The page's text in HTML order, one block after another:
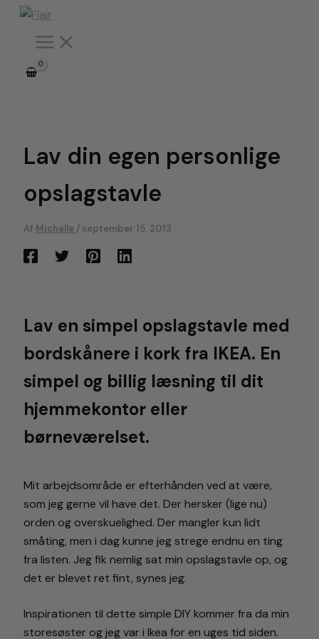
indholdet
Lav din egen personlige
opslagstavle
Af Michelle / september 15, 2013
Lav en simpel opslagstavle med
bordskånere i kork fra IKEA. En
simpel og billig læsning til dit
hjemmekontor eller
børneværelset.
Mit arbejdsområde er efterhånden ved at være,
som jeg gerne vil have det. Der hersker (lige nu)
orden og overskuelighed. Der mangler kun lidt
småting, men i dag kunne jeg strege endnu en ting
fra listen. Jeg fik nemlig sat min opslagstavle op, og
det er blevet ret fint, synes jeg.
Inspirationen til dette simple DIY kommer fra da min
storesøster og jeg var i Ikea for en uges tid siden.